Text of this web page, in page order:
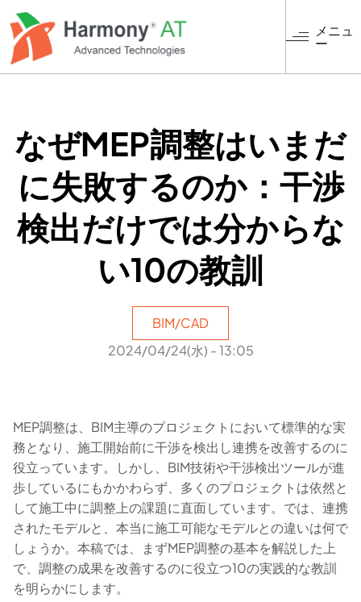
イ
コ
メニュ
ー
なぜMEP調整はいまだ
に失敗するのか：干渉
検出だけでは分からな
い10の教訓
BIM/CAD
2024/04/24(水) - 13:05
MEP調整は、BIM主導のプロジェクトにおいて標準的な実
務となり、施工開始前に干渉を検出し連携を改善するのに
役立っています。しかし、BIM技術や干渉検出ツールが進
歩しているにもかかわらず、多くのプロジェクトは依然と
して施工中に調整上の課題に直面しています。では、連携
されたモデルと、本当に施工可能なモデルとの違いは何で
しょうか。本稿では、まずMEP調整の基本を解説した上
で、調整の成果を改善するのに役立つ10の実践的な教訓
を明らかにします。